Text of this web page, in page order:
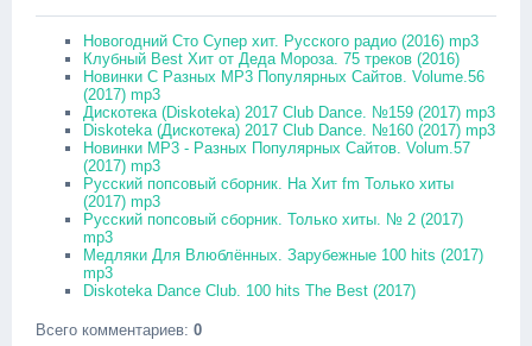
Новогодний Сто Супер хит. Русского радио (2016) mp3
Клубный Best Хит от Деда Мороза. 75 треков (2016)
Новинки С Разных MP3 Популярных Сайтов. Volume.56
(2017) mp3
Дискотека (Diskoteka) 2017 Club Dance. №159 (2017) mp3
Diskoteka (Дискотека) 2017 Club Dance. №160 (2017) mp3
Новинки MP3 - Разных Популярных Сайтов. Volum.57
(2017) mp3
Русский попсовый сборник. На Хит fm Только хиты
(2017) mp3
Русский попсовый сборник. Только хиты. № 2 (2017)
mp3
Медляки Для Влюблённых. Зарубежные 100 hits (2017)
mp3
Diskoteka Dance Club. 100 hits The Best (2017)
Всего комментариев: 0